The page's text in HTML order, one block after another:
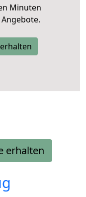
Minuten
erhalten